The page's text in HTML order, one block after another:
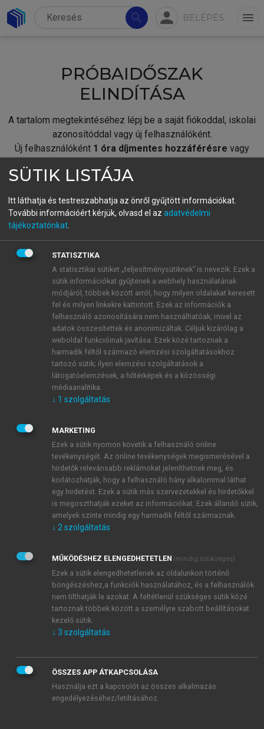
search person BELÉPÉS menu
PRÓBAIDŐSZAK
ELINDÍTÁSA
A tartalom megtekintéséhez lépj be a saját fiókoddal, iskolai
azonosítóddal vagy új felhasználóként.
Új felhasználóként 1 óra díjmentes hozzáférésre vagy
fiókoddal,vagy hozz létre új fiókot.
A regisztráció után apróbaidőszakautomatikusan
BELÉPÉS SAJÁT FIÓKKAL
ÚJ FIÓK LÉTREHOZÁSA
1 óra díjmentes hozzáférés
E-MAIL-CÍM
JELSZÓ
JELSZÓ ÚJRA
Kérek értesítést a MeRSZ újdonságairól, akcióiról.
Kérek értesítést az Akadémiai Kiadó Zrt. újdonságairól,
Adatkezelési tájékoztatóbanfoglaltakat tudomásul
veszem és elfogadom.
Általános vásárlási feltételeket, valamint a szotar.netés a
mersz.huoldalak licencszerződéseiben foglaltakat
tudomásul veszem és elfogadom.
KIPRÓBÁLOM
SÜTIK LISTÁJA
Itt láthatja és testreszabhatja az önről gyűjtött információkat.
További információért kérjük, olvasd el az adatvédelmi
tájékoztatónkat
STATISZTIKA
A statisztikai sütiket „teljesítménysütiknek” is nevezik. Ezek a
sütik információkat gyűjtenek a webhely használatának
módjáról, többek között arról, hogy milyen oldalakat keresett
fel és milyen linkekre kattintott. Ezek az információk a
felhasználó azonosítására nem használhatóak, mivel az
adatok összesítettek és anonimizáltak. Céljuk kizárólag a
weboldal funkcióinak javítása. Ezek közé tartoznak a
harmadik féltől származó elemzési szolgáltatásokhoz
tartozó sütik; ilyen elemzési szolgáltatások a
látogatóelemzések, a hőtérképek és a közösségi
médiaanalitika.
↓ 1 szolgáltatás
MARKETING
Ezek a sütik nyomon követik a felhasználó online
tevékenységét. Az online tevékenységek megismerésével a
hirdetők relevánsabb reklámokat jeleníthetnek meg, és
korlátozhatják, hogy a felhasználó hány alkalommal láthat
egy hirdetést. Ezek a sütik más szervezetekkel és hirdetőkkel
is megoszthatják ezeket az információkat. Ezek állandó sütik,
amelyek szinte mindig egy harmadik féltől származnak.
↓ 2 szolgáltatás
MŰKÖDÉSHEZ ELENGEDHETETLEN (mindig szükséges)
Ezek a sütik elengedhetetlenek az oldalunkon történő
böngészéshez,a funkciók használatához, és a felhasználók
nem tilthatják le azokat. A feltétlenül szükséges sütik közé
tartoznak többek között a személyre szabott beállításokat
kezelő sütik.
↓ 3 szolgáltatás
ÖSSZES APP ÁTKAPCSOLÁSA
Használja ezt a kapcsolót az összes alkalmazás
engedélyezéséhez/letiltásához.